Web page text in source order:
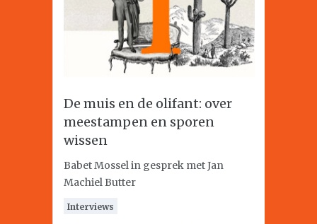
De muis en de olifant: over
meestampen en sporen
wissen
Babet Mossel in gesprek met Jan
Machiel Butter
Interviews